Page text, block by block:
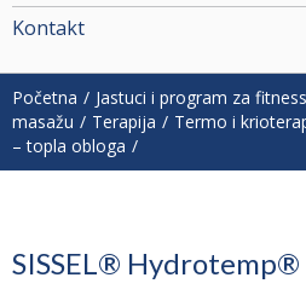
Kontakt
Početna
Jastuci i program za
masažu
Terapija Termo i
– topla obloga
SISSEL®